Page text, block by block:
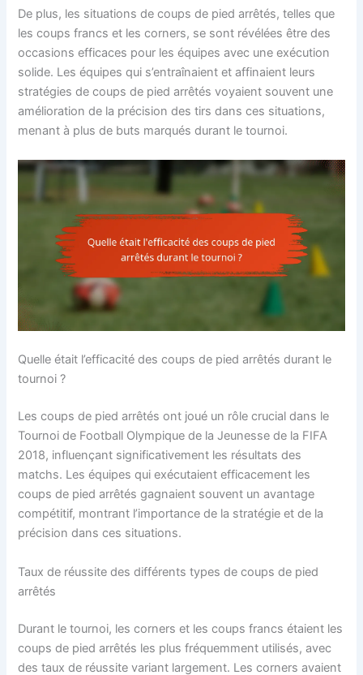
De plus, les situations de coups de pied arrêtés, telles que
les coups francs et les corners, se sont révélées être des
occasions efficaces pour les équipes avec une exécution
solide. Les équipes qui s’entraînaient et affinaient leurs
stratégies de coups de pied arrêtés voyaient souvent une
amélioration de la précision des tirs dans ces situations,
menant à plus de buts marqués durant le tournoi.
Quelle était l’efficacité des coups de pied arrêtés durant le
tournoi ?
Les coups de pied arrêtés ont joué un rôle crucial dans le
Tournoi de Football Olympique de la Jeunesse de la FIFA
2018, influençant significativement les résultats des
matchs. Les équipes qui exécutaient efficacement les
coups de pied arrêtés gagnaient souvent un avantage
compétitif, montrant l’importance de la stratégie et de la
précision dans ces situations.
Taux de réussite des différents types de coups de pied
arrêtés
Durant le tournoi, les corners et les coups francs étaient les
coups de pied arrêtés les plus fréquemment utilisés, avec
des taux de réussite variant largement. Les corners avaient